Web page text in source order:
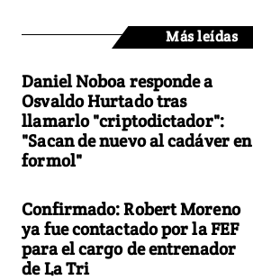
Más leídas
Daniel Noboa responde a
Osvaldo Hurtado tras
llamarlo "criptodictador":
"Sacan de nuevo al cadáver en
formol"
Confirmado: Robert Moreno
ya fue contactado por la FEF
para el cargo de entrenador
de La Tri